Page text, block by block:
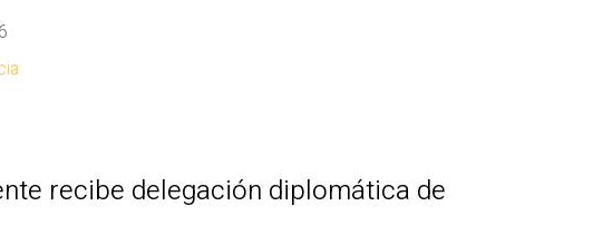
recibe delegación diplomática de